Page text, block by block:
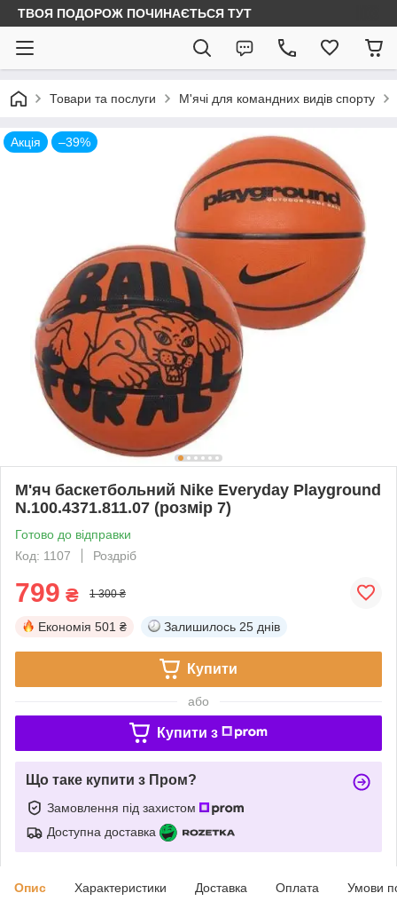
ТВОЯ ПОДОРОЖ ПОЧИНАЄТЬСЯ ТУТ
Товари та послуги М'ячі для командних видів спорту
Акція –39%
М'яч баскетбольний Nike Everyday Playground
N.100.4371.811.07 (розмір 7)
Готово до відправки
Код: 1107
Роздріб
799 ₴ 1 300 ₴
Економія 501 ₴ Залишилось 25 днів
Купити
або
Купити з
Що таке купити з Пром?
Замовлення під захистом
Доступна доставка
Опис Характеристики Доставка Оплата Умови